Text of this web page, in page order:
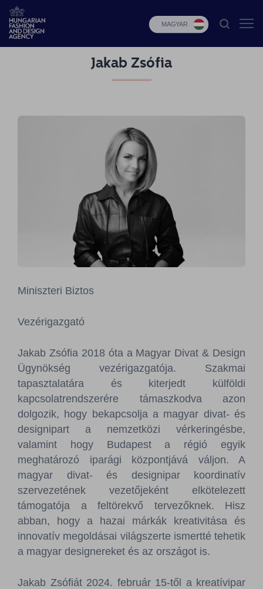
MAGYAR
Pályázatok
Sajtószoba
Kapcsolat
Jakab Zsófia
Miniszteri Biztos
Vezérigazgató
Jakab Zsófia 2018 óta a Magyar Divat & Design
Ügynökség vezérigazgatója. Szakmai
tapasztalatára és kiterjedt külföldi
kapcsolatrendszerére támaszkodva azon
dolgozik, hogy bekapcsolja a magyar divat- és
designipart a nemzetközi vérkeringésbe,
valamint hogy Budapest a régió egyik
meghatározó iparági központjává váljon. A
magyar divat- és designipar koordinatív
szervezetének vezetőjeként elkötelezett
támogatója a feltörekvő tervezőknek. Hisz
abban, hogy a hazai márkák kreativitása és
innovatív megoldásai világszerte ismertté tehetik
a magyar designereket és az országot is.
Jakab Zsófiát 2024. február 15-től a kreatívipar